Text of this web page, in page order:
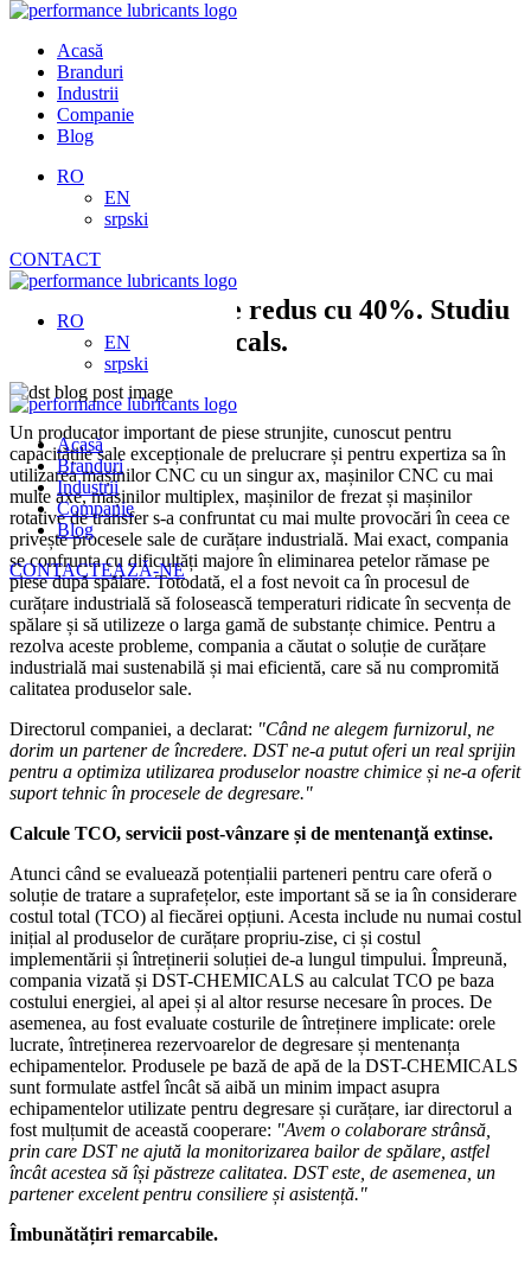
Skip
contentAcasă
Branduri
Industrii
Companie
Blog
RO
EN
srpski
CONTACT
RO
EN
srpski
Acasă
Branduri
Industrii
Companie
Blog
CONTACTEAZĂ-NE
Consum de energie redus cu 40%. Studiu
de caz DST-Chemicals.
Un producator important de piese strunjite, cunoscut pentru
capacitățile sale excepționale de prelucrare și pentru expertiza sa în
utilizarea mașinilor CNC cu un singur ax, mașinilor CNC cu mai
multe axe, mașinilor multiplex, mașinilor de frezat și mașinilor
rotative de transfer s-a confruntat cu mai multe provocări în ceea ce
privește procesele sale de curățare industrială. Mai exact, compania
se confrunta cu dificultăți majore în eliminarea petelor rămase pe
piese după spălare. Totodată, el a fost nevoit ca în procesul de
curățare industrială să folosească temperaturi ridicate în secvența de
spălare și să utilizeze o larga gamă de substanțe chimice. Pentru a
rezolva aceste probleme, compania a căutat o soluție de curățare
industrială mai sustenabilă și mai eficientă, care să nu compromită
calitatea produselor sale.
Directorul companiei, a declarat: "Când ne alegem furnizorul, ne
dorim un partener de încredere. DST ne-a putut oferi un real sprijin
pentru a optimiza utilizarea produselor noastre chimice și ne-a oferit
suport tehnic în procesele de degresare."
Calcule TCO, servicii post-vânzare și de mentenanţă extinse.
Atunci când se evaluează potențialii parteneri pentru care oferă o
soluție de tratare a suprafețelor, este important să se ia în considerare
costul total (TCO) al fiecărei opțiuni. Acesta include nu numai costul
inițial al produselor de curățare propriu-zise, ci și costul
implementării și întreținerii soluției de-a lungul timpului. Împreună,
compania vizată și DST-CHEMICALS au calculat TCO pe baza
costului energiei, al apei și al altor resurse necesare în proces. De
asemenea, au fost evaluate costurile de întreținere implicate: orele
lucrate, întreținerea rezervoarelor de degresare și mentenanța
echipamentelor. Produsele pe bază de apă de la DST-CHEMICALS
sunt formulate astfel încât să aibă un minim impact asupra
echipamentelor utilizate pentru degresare și curățare, iar directorul a
fost mulțumit de această cooperare: "Avem o colaborare strânsă,
prin care DST ne ajută la monitorizarea bailor de spălare, astfel
încât acestea să își păstreze calitatea. DST este, de asemenea, un
partener excelent pentru consiliere și asistență."
Îmbunătățiri remarcabile.